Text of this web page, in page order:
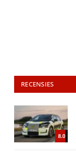
RECENSIES
8.0